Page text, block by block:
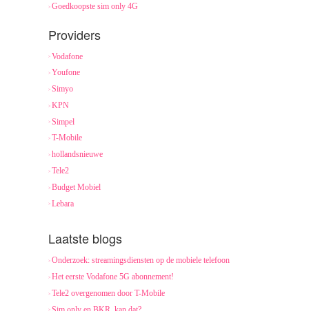
Goedkoopste sim only 4G
Providers
Vodafone
Youfone
Simyo
KPN
Simpel
T-Mobile
hollandsnieuwe
Tele2
Budget Mobiel
Lebara
Laatste blogs
Onderzoek: streamingsdiensten op de mobiele telefoon
Het eerste Vodafone 5G abonnement!
Tele2 overgenomen door T-Mobile